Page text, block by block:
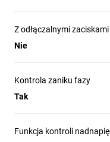
Z odłączalnymi zaciskami
Nie
Kontrola zaniku fazy
Tak
Funkcja kontroli